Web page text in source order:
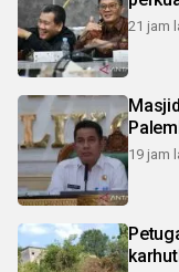
21 jam
19 jam